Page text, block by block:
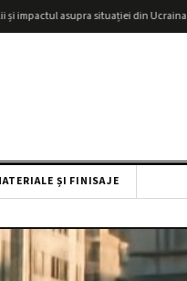
situației din Ucraina |
ȘI FINISAJE